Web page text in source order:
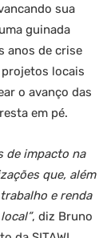
sua
guinada
anos de crise
locais
o avanço das
em pé.
de impacto na
que, além
e renda
, diz Bruno